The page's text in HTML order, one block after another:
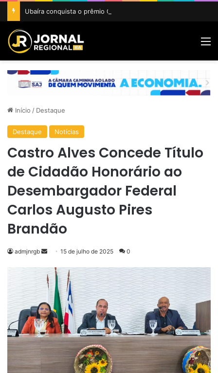
Início / Destaque
Destaque Notícias
Castro Alves Concede Título
de Cidadão Honorário ao
Desembargador Federal
Carlos Augusto Pires
Brandão
admjnrgb
Mande
e-
mail
15 de julho de 2025 0